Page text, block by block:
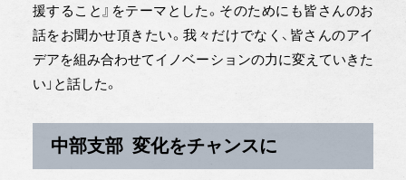
援すること』をテーマとした。そのためにも皆さんのお
話をお聞かせ頂きたい。我々だけでなく、皆さんのアイ
デアを組み合わせてイノベーションの力に変えていきた
い」と話した。
中部支部 変化をチャンスに